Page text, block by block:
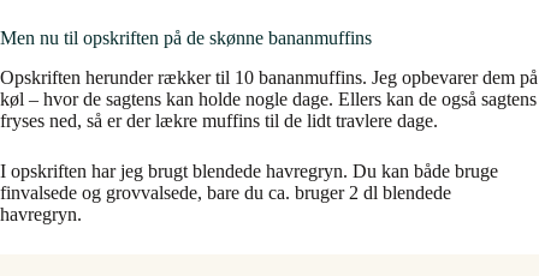
Men nu til opskriften på de skønne bananmuffins
Opskriften herunder rækker til 10 bananmuffins. Jeg opbevarer dem på
køl – hvor de sagtens kan holde nogle dage. Ellers kan de også sagtens
fryses ned, så er der lækre muffins til de lidt travlere dage.
I opskriften har jeg brugt blendede havregryn. Du kan både bruge
finvalsede og grovvalsede, bare du ca. bruger 2 dl blendede
havregryn.